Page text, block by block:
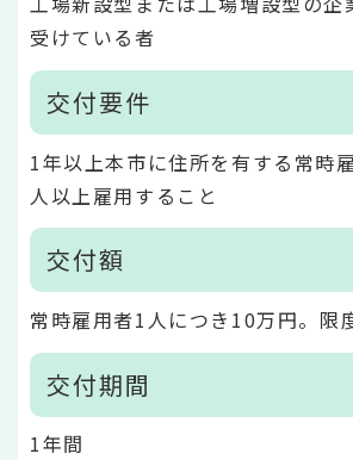
受けている者
交付要件
1年以上本市に住所を有する常時
人以上雇用すること
交付額
常時雇用者1人につき10万円。限
交付期間
1年間